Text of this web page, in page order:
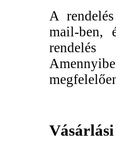
A
mail-ben,
rendelés